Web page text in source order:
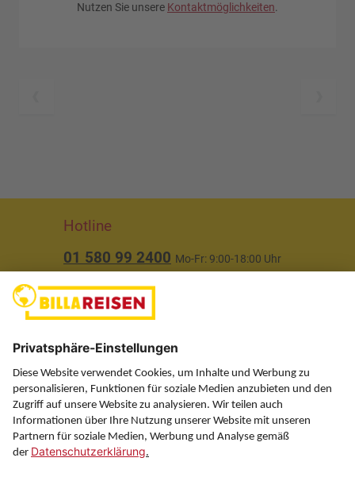
Nutzen Sie unsere Kontaktmöglichkeiten.
Hotline
01 580 99 2400 Mo-Fr: 9:00-18:00 Uhr
Über uns
Service
Information
Folgen Sie uns auf